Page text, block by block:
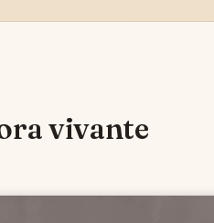
vivante